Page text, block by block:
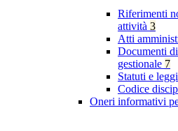
Riferimenti
attività 3
Atti
Documenti
gestionale 7
Statuti e
Codice
Oneri informativi